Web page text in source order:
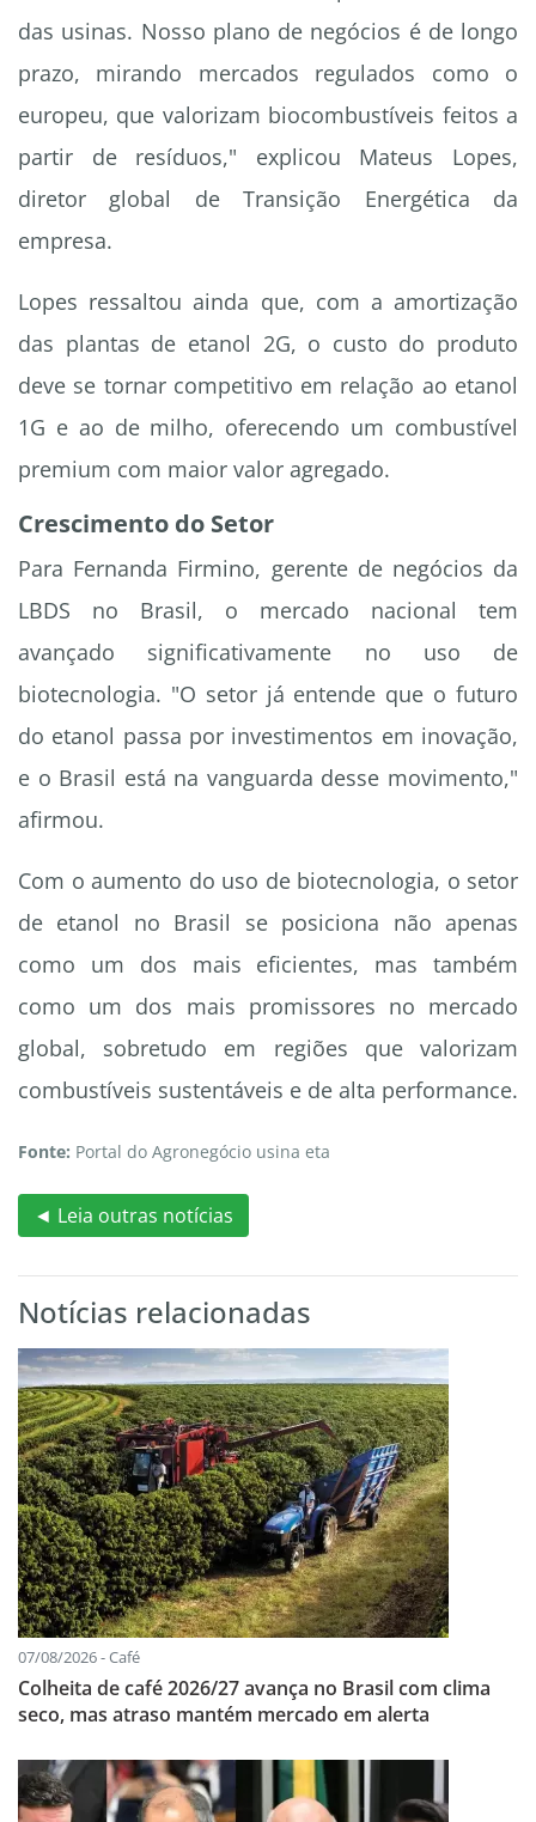
das usinas. Nosso plano de negócios é de longo
prazo, mirando mercados regulados como o
europeu, que valorizam biocombustíveis feitos a
partir de resíduos," explicou Mateus Lopes,
diretor global de Transição Energética da
empresa.
Lopes ressaltou ainda que, com a amortização
das plantas de etanol 2G, o custo do produto
deve se tornar competitivo em relação ao etanol
1G e ao de milho, oferecendo um combustível
premium com maior valor agregado.
Crescimento do Setor
Para Fernanda Firmino, gerente de negócios da
LBDS no Brasil, o mercado nacional tem
avançado significativamente no uso de
biotecnologia. "O setor já entende que o futuro
do etanol passa por investimentos em inovação,
e o Brasil está na vanguarda desse movimento,"
afirmou.
Com o aumento do uso de biotecnologia, o setor
de etanol no Brasil se posiciona não apenas
como um dos mais eficientes, mas também
como um dos mais promissores no mercado
global, sobretudo em regiões que valorizam
combustíveis sustentáveis e de alta performance.
Fonte: Portal do Agronegócio usina eta
◄ Leia outras notícias
Notícias relacionadas
07/08/2026 - Café
Colheita de café 2026/27 avança no Brasil com clima
seco, mas atraso mantém mercado em alerta